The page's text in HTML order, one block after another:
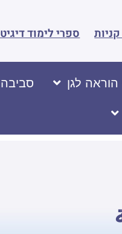
ספרי לימוד
לגן סביבה